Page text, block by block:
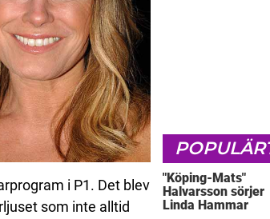
i P1. Det blev
som inte alltid
"Köping-Mats"
Halvarsson sörjer
Linda Hammar